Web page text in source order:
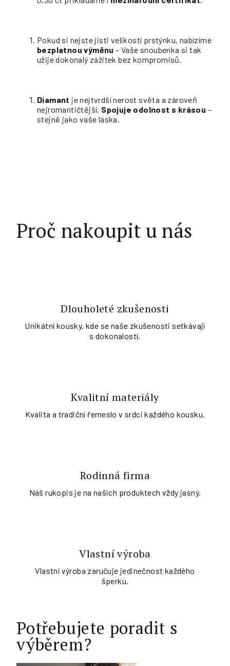
Pokud si nejste jisti velikostí prstýnku, nabízíme
bezplatnou výměnu – Vaše snoubenka si tak
užije dokonalý zážitek bez kompromisů.
Diamant je nejtvrdší nerost světa a zároveň
nejromantičtější. Spojuje odolnost s krásou –
stejně jako vaše láska.
Proč nakoupit u nás
Dlouholeté zkušenosti
Unikátní kousky, kde se naše zkušenosti setkávají
s dokonalostí.
Kvalitní materiály
Kvalita a tradiční řemeslo v srdci každého kousku.
Rodinná firma
Náš rukopis je na našich produktech vždy jasný.
Vlastní výroba
Vlastní výroba zaručuje jedinečnost každého
šperku.
Potřebujete poradit s
výběrem?